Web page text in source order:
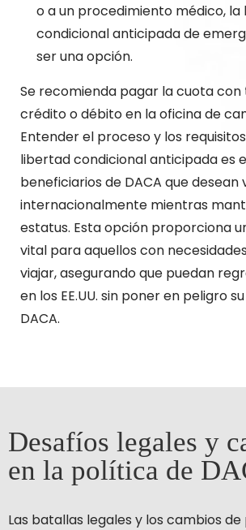
o a un procedimiento médico,
condicional anticipada de
ser una opción.
Se recomienda pagar la cuota
crédito o débito en la oficina de
Entender el proceso y los
libertad condicional anticipada es
beneficiarios de DACA que desean
internacionalmente mientras
estatus. Esta opción proporciona
vital para aquellos con
viajar, asegurando que puedan
en los EE.UU. sin poner en peligro
DACA.
Desafíos legales y
en la política de
Las batallas legales y los cambios